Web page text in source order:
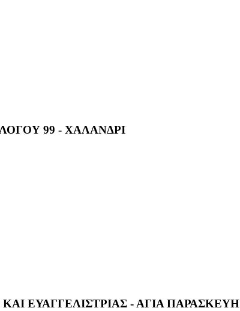
99 - ΧΑΛΑΝΔΡΙ
ΕΥΑΓΓΕΛΙΣΤΡΙΑΣ - ΑΓΙΑ ΠΑΡΑΣΚΕΥΗ